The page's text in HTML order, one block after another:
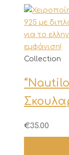
Collection
€35.00